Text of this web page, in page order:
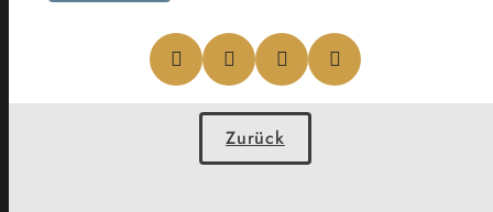
Zurück